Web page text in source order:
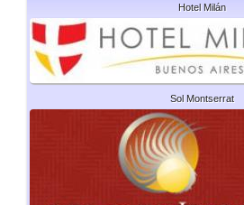
Hotel Milán
Sol Montserrat